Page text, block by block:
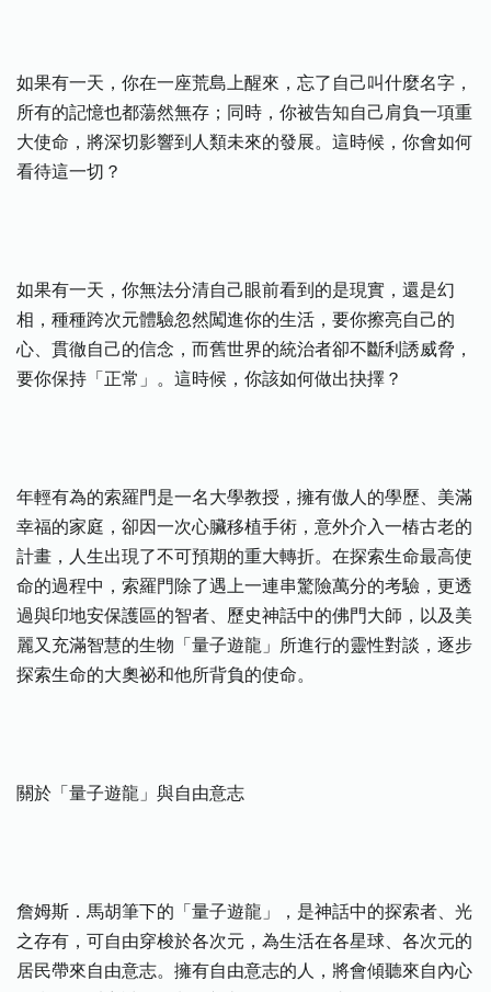
如果有一天，你在一座荒島上醒來，忘了自己叫什麼名字，
所有的記憶也都蕩然無存；同時，你被告知自己肩負一項重
大使命，將深切影響到人類未來的發展。這時候，你會如何
看待這一切？
如果有一天，你無法分清自己眼前看到的是現實，還是幻
相，種種跨次元體驗忽然闖進你的生活，要你擦亮自己的
心、貫徹自己的信念，而舊世界的統治者卻不斷利誘威脅，
要你保持「正常」。這時候，你該如何做出抉擇？
年輕有為的索羅門是一名大學教授，擁有傲人的學歷、美滿
幸福的家庭，卻因一次心臟移植手術，意外介入一樁古老的
計畫，人生出現了不可預期的重大轉折。在探索生命最高使
命的過程中，索羅門除了遇上一連串驚險萬分的考驗，更透
過與印地安保護區的智者、歷史神話中的佛門大師，以及美
麗又充滿智慧的生物「量子遊龍」所進行的靈性對談，逐步
探索生命的大奧祕和他所背負的使命。
關於「量子遊龍」與自由意志
詹姆斯．馬胡筆下的「量子遊龍」，是神話中的探索者、光
之存有，可自由穿梭於各次元，為生活在各星球、各次元的
居民帶來自由意志。擁有自由意志的人，將會傾聽來自內心